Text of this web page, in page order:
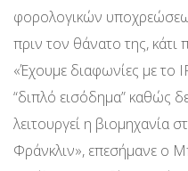
φορολογικών
πριν τον θάνατο της, κάτι
«Έχουμε διαφωνίες με το
“διπλό εισόδημα” καθώς
λειτουργεί η βιομηχανία
Φράνκλιν», επεσήμανε ο